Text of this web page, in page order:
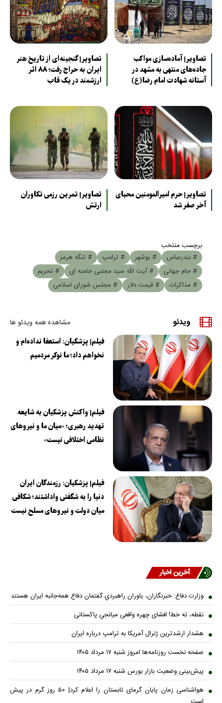
تصاویر| آماده‌سازی مواکب
جاده‌های منتهی به مشهد در
آستانه شهادت امام رضا(ع)
تصاویر| گنجینه‌ای از تاریخ هنر
ایران به حراج رفت؛ ۸۸ اثر
ارزشمند در یک قاب
تصاویر| حرم امیرالمومنین محیای
آخر صفر شد
تصاویر| تمرین رزمی تکاوران
ارتش
برچسب منتخب
# بندرعباس
# بوشهر # ترامپ
# تنگه هرمز
# جام جهانی
# آیت الله سید مجتبی خامنه ای
# تحریم
# مذاکرات
# قیمت دلار # مجلس شورای اسلامی
ویدئو مشاهده همه ویدئو ها
فیلم| پزشکیان: استعفا نداده‌ام و
نخواهم داد؛ ما نوکر مردمیم
فیلم| واکنش پزشکیان به شایعه
تهدید رهبری؛ «میان ما و نیروهای
نظامی اختلافی نیست»
فیلم| پزشکیان: رزمندگان ایران
دنیا را به شگفتی واداشتند؛ شکافی
میان دولت و نیروهای مسلح نیست
آخرین اخبار
وزارت دفاع: خبرنگاران، یاوران راهبردیِ گفتمان دفاع همه‌جانبه ایران هستند
نقطه، ته خط! افشای چهره واقعی میانجیِ پاکستانی
هشدار ارشدترین ژنرال آمریکا به ترامپ درباره ایران
صفحه نخست روزنامه‌ها امروز شنبه ۱۷ مرداد ۱۴۰۵
پیش‌بینی وضعیت بازار بورس شنبه ۱۷ مرداد ۱۴۰۵
هواشناسی زمان پایان گرمای تابستان را اعلام کرد| ۵۰ روز گرم در پیش